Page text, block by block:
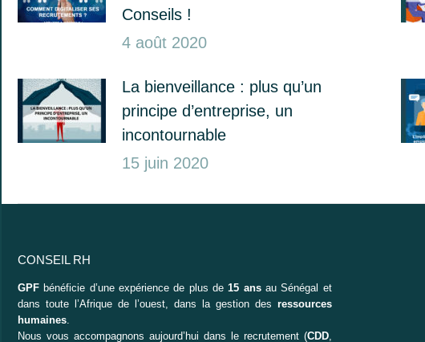
Conseils !
4 août 2020
La bienveillance : plus qu’un
principe d’entreprise, un
incontournable
15 juin 2020
CONSEIL RH
GPF bénéficie d’une expérience de plus de15 ansau Sénégal et
dans toute l’Afrique de l’ouest, dans la gestion des ressources
humaines.
Nous vous accompagnons aujourd’hui dans le recrutement (CDD,